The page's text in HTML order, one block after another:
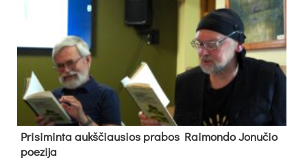
Pri­si­min­ta aukš­čiau­sios pra­bos Rai­mon­do Jo­nu­čio
poe­zi­ja